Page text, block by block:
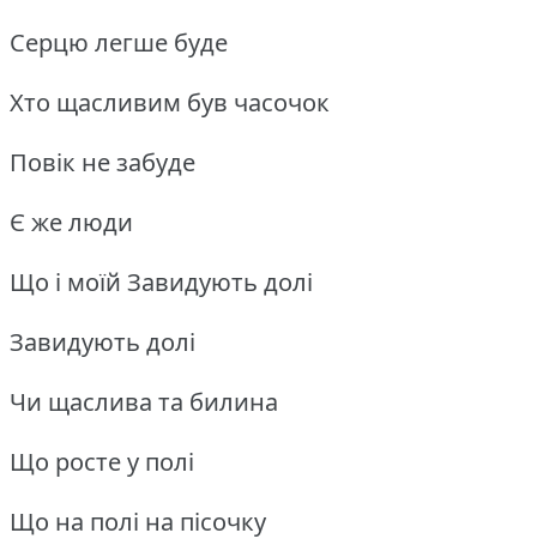
Серцю легше буде
Хто щасливим був часочок
Повік не забуде
Є же люди
Що і моїй Завидують долі
Завидують долі
Чи щаслива та билина
Що росте у полі
Що на полі на пісочку